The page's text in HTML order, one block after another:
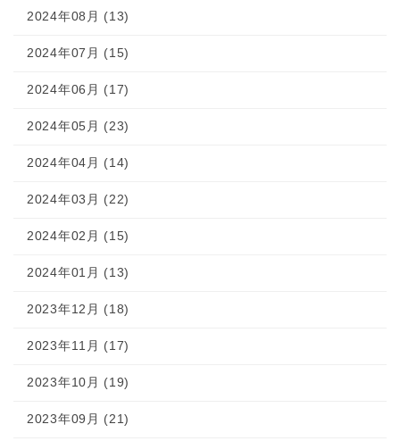
2024年08月 (13)
2024年07月 (15)
2024年06月 (17)
2024年05月 (23)
2024年04月 (14)
2024年03月 (22)
2024年02月 (15)
2024年01月 (13)
2023年12月 (18)
2023年11月 (17)
2023年10月 (19)
2023年09月 (21)